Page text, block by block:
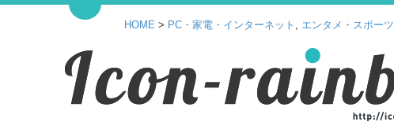
HOME > PC・家電・インターネット , エンタメ・スポーツ